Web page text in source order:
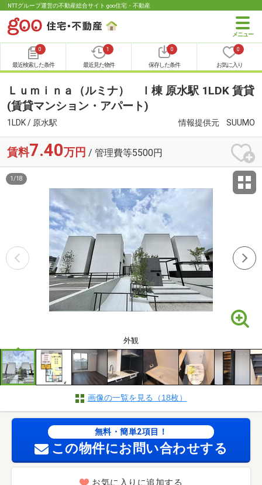
NTTグループ運営の不動産総合サイト goo住宅・不動産
0
最近検索した条件
1
最近見た物件
0
保存した条件
0
お気に入り
Ｌｕｍｉｎａ（ルミナ） Ｉ棟 原水駅 1LDK 賃貸
(賃貸マンション・アパート)
1LDK / 原水駅 情報提供元 SUUMO
賃料7.40万円 / 管理費等5500円
外観
1 /18
画像の一覧を見る（18枚）
無料・簡単2項目！
この物件にお問い合わせする
お気に入りに追加する